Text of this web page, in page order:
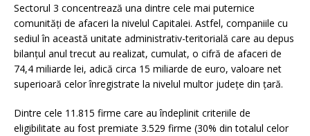
Sectorul 3 concentrează una dintre cele mai puternice
comunități de afaceri la nivelul Capitalei. Astfel, companiile cu
sediul în această unitate administrativ-teritorială care au depus
bilanțul anul trecut au realizat, cumulat, o cifră de afaceri de
74,4 miliarde lei, adică circa 15 miliarde de euro, valoare net
superioară celor înregistrate la nivelul multor județe din țară.
Dintre cele 11.815 firme care au îndeplinit criteriile de
eligibilitate au fost premiate 3.529 firme (30% din totalul celor